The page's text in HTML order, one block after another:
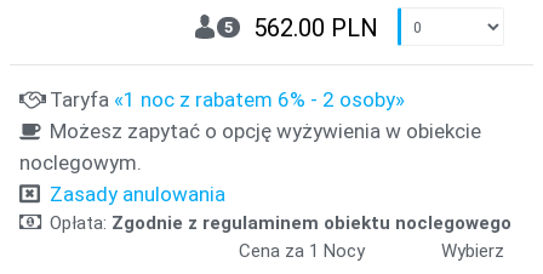
5 562.00 PLN
Taryfa «1 noc z rabatem 6% - 2 osoby»
Możesz zapytać o opcję wyżywienia w obiekcie
noclegowym.
Zasady anulowania
Opłata: Zgodnie z regulaminem obiektu noclegowego
Cena za 1 Nocy
Wybierz